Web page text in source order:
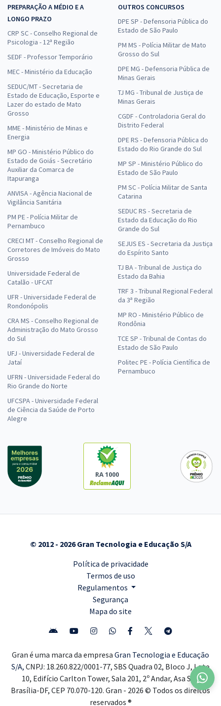
PREPARAÇÃO A MÉDIO E A
LONGO PRAZO
CRP SC - Conselho Regional de
Psicologia - 12ª Região
SEDF - Professor Temporário
MEC - Ministério da Educação
SEDUC/MT - Secretaria de
Estado de Educação, Esporte e
Lazer do estado de Mato
Grosso
MME - Ministério de Minas e
Energia
MP GO - Ministério Público do
Estado de Goiás - Secretário
Auxiliar da Comarca de
Itapuranga
ANVISA - Agência Nacional de
Vigilância Sanitária
PM PE - Polícia Militar de
Pernambuco
CRECI MT - Conselho Regional de
Corretores de Imóveis do Mato
Grosso
Universidade Federal de
Catalão - UFCAT
UFR - Universidade Federal de
Rondonópolis
CRA MS - Conselho Regional de
Administração do Mato Grosso
do Sul
UFJ - Universidade Federal de
Jataí
UFRN - Universidade Federal do
Rio Grande do Norte
UFCSPA - Universidade Federal
de Ciência da Saúde de Porto
Alegre
OUTROS CONCURSOS
DPE SP - Defensoria Pública do
Estado de São Paulo
PM MS - Polícia Militar de Mato
Grosso do Sul
DPE MG - Defensoria Pública de
Minas Gerais
TJ MG - Tribunal de Justiça de
Minas Gerais
CGDF - Controladoria Geral do
Distrito Federal
DPE RS - Defensoria Pública do
Estado do Rio Grande do Sul
MP SP - Ministério Público do
Estado de São Paulo
PM SC - Polícia Militar de Santa
Catarina
SEDUC RS - Secretaria de
Estado da Educação do Rio
Grande do Sul
SEJUS ES - Secretaria da Justiça
do Espírito Santo
TJ BA - Tribunal de Justiça do
Estado da Bahia
TRF 3 - Tribunal Regional Federal
da 3ª Região
MP RO - Ministério Público de
Rondônia
TCE SP - Tribunal de Contas do
Estado de São Paulo
Politec PE - Polícia Científica de
Pernambuco
RA 1000
© 2012 - 2026 Gran Tecnologia e Educação S/A
Política de privacidade
Termos de uso
Regulamentos
Segurança
Mapa do site
Gran é uma marca da empresa Gran Tecnologia e Educação
S/A, CNPJ: 18.260.822/0001-77, SBS Quadra 02, Bloco J, Lote
10, Edifício Carlton Tower, Sala 201, 2º Andar, Asa Sul,
Brasília-DF, CEP 70.070-120. Gran - 2026 © Todos os direitos
reservados ®